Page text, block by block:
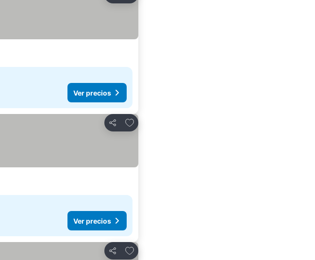
Ver precios
Compartir
Agregar a favoritos
Ver precios
Compartir
Agregar a favoritos